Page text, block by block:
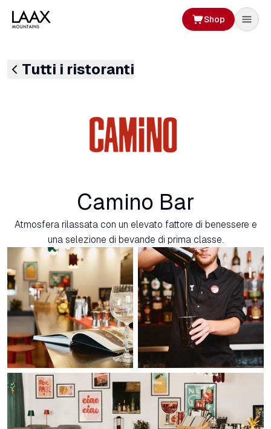
Shop
Tutti i ristoranti
Camino Bar
Atmosfera rilassata con un elevato fattore di benessere e
una selezione di bevande di prima classe.